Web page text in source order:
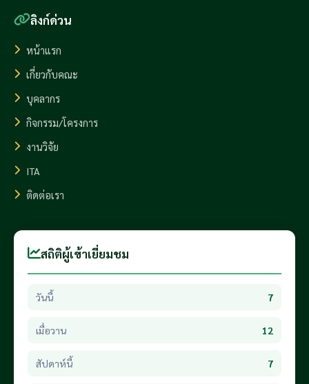
ลิงก์ด่วน
หน้าแรก
เกี่ยวกับคณะ
บุคลากร
กิจกรรม/โครงการ
งานวิจัย
ITA
ติดต่อเรา
สถิติผู้เข้าเยี่ยมชม
วันนี้ 7
เมื่อวาน 12
สัปดาห์นี้ 7